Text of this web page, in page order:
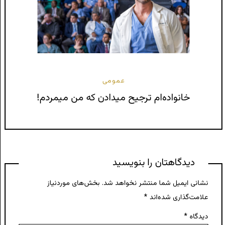
عمومی
خانواده‌ام ترجیح میدادن که من میمردم!
دیدگاهتان را بنویسید
نشانی ایمیل شما منتشر نخواهد شد. بخش‌های موردنیاز
علامت‌گذاری شده‌اند *
دیدگاه*